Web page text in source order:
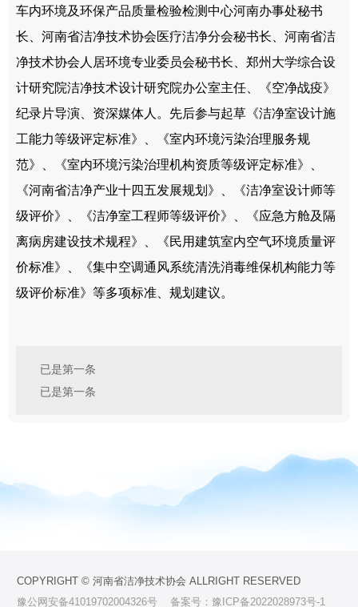
车内环境及环保产品质量检验检测中心河南办事处秘书
长、河南省洁净技术协会医疗洁净分会秘书长、河南省洁
净技术协会人居环境专业委员会秘书长、郑州大学综合设
计研究院洁净技术设计研究院办公室主任、
《空净战疫》
纪录片导演、资深媒体人。 先后参与起草《洁净室设计施
工能力等级评定标准》、《室内环境污染治理服务规
范》、《室内环境污染治理机构资质等级评定标准》、
《河南省洁净产业十四五发展规划》、《洁净室设计师等
级评价》、《洁净室工程师等级评价》、《应急方舱及隔
离病房建设技术规程》、《民用建筑室内空气环境质量评
价标准》、《集中空调通风系统清洗消毒维保机构能力等
级评价标准》等多项标准、规划建议。
已是第一条
已是第一条
COPYRIGHT © 河南省洁净技术协会 ALLRIGHT RESERVED
豫公网安备41019702004326号
备案号：豫ICP备2022028973号-1